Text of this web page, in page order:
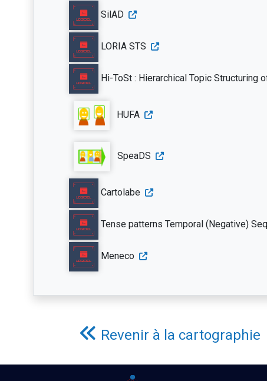
SilAD
LORIA STS
Hi-ToSt : Hierarchical Topic
HUFA
SpeaDS
Cartolabe
Tense patterns Temporal (Negative)
Meneco
Revenir à la cartographie